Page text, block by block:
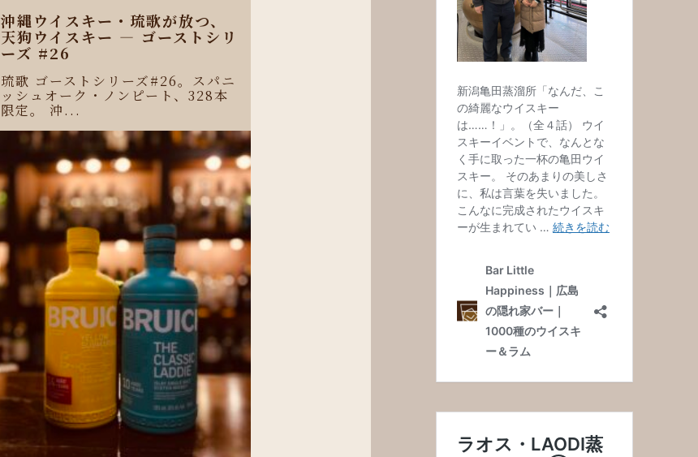
沖縄ウイスキー・琉歌が放つ、
天狗ウイスキー ― ゴーストシリ
ーズ #26
琉歌 ゴーストシリーズ#26。スパニ
ッシュオーク・ノンピート、328本
限定。 沖...